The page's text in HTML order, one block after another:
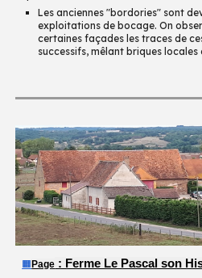
Les anciennes "bordories" sont
exploitations de bocage. On
certaines façades les traces de
successifs, mêlant briques
🟧 Page : Ferme Le Pascal son